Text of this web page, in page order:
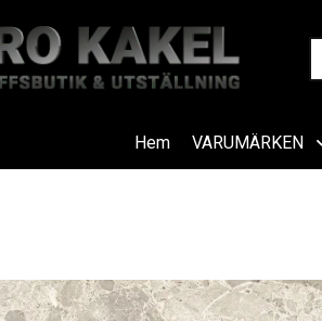
Hem VARUMÄRKEN